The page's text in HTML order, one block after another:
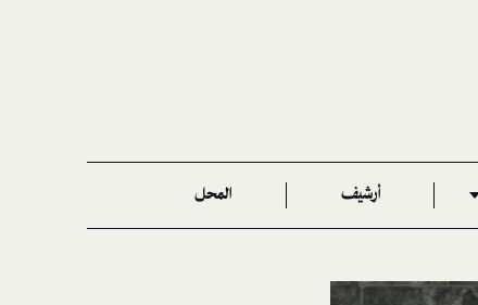
أرشيف المحل